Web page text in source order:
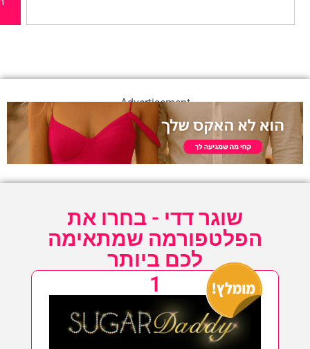
Advertisement
שוגר דדי - בחרו את
הפלטפורמה שמתאימה
לכם ביותר